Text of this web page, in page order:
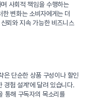
사회적 책임을 수행하는
변화는 소비자에게는 더
뢰와 지속 가능한 비즈니스
은 단순한 상품 구성이나 할인
경험 설계’에 달려 있습니다.
통해 구독자의 목소리를